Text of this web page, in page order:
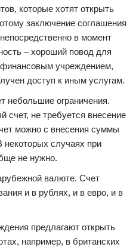
которые хотят открыть
заключение соглашения
в момент
– хороший повод для
финансовым учреждением,
доступ к иным услугам.
небольшие ограничения.
счет, не требуется внесение
можно с внесения суммы
некоторых случаях при
не нужно.
валюте. Счет
и в рублях, и в евро, и в
предлагают открыть
например, в британских